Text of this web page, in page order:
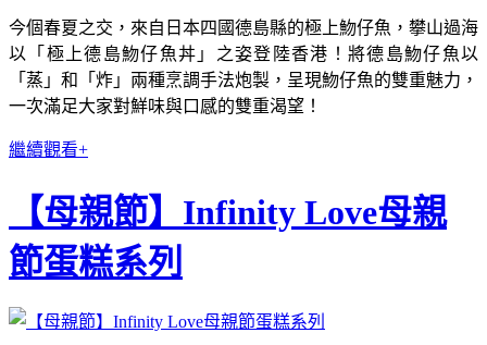
今個春夏之交，來自日本四國德島縣的極上魩仔魚，攀山過海
以「極上德島魩仔魚丼」之姿登陸香港！將德島魩仔魚以
「蒸」和「炸」兩種烹調手法炮製，呈現魩仔魚的雙重魅力，
一次滿足大家對鮮味與口感的雙重渴望！
繼續觀看+
【母親節】Infinity Love母親
節蛋糕系列